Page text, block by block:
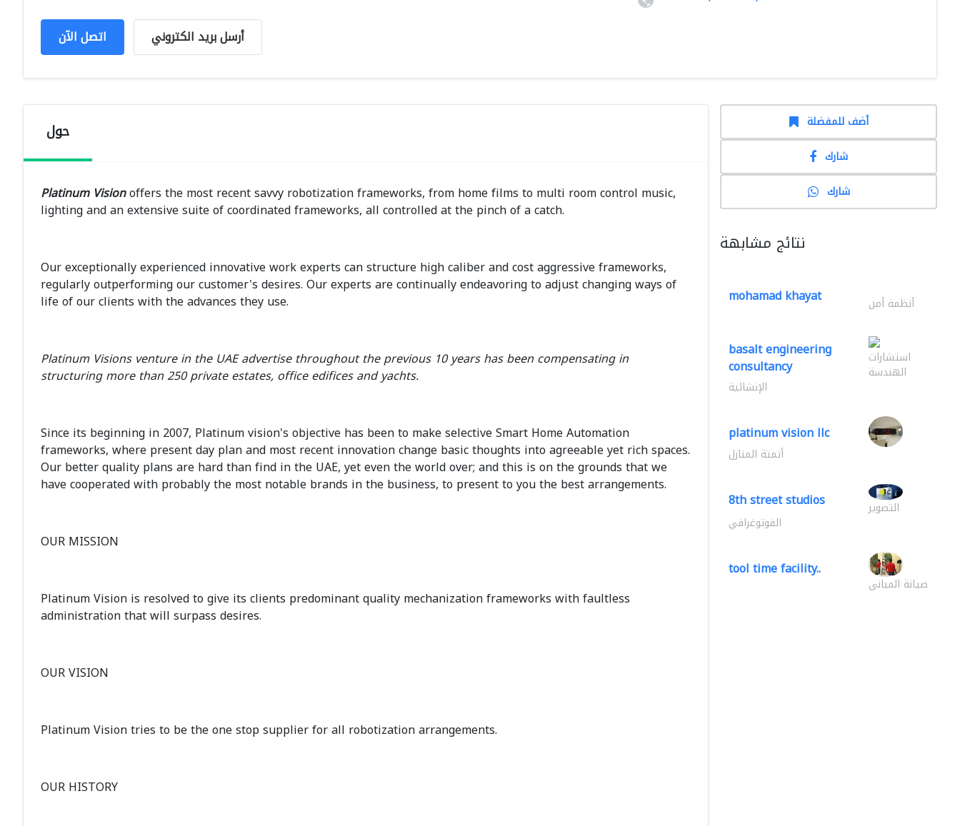
اتصل الآن أرسل بريد الكتروني
حول
Platinum Visionoffers the most recent savvy robotization frameworks, from home films to multi room control music,
lighting and an extensive suite of coordinated frameworks, all controlled at the pinch of a catch.
Our exceptionally experienced innovative work experts can structure high caliber and cost aggressive frameworks,
regularly outperforming our customer's desires. Our experts are continually endeavoring to adjust changing ways of
life of our clients with the advances they use.
Platinum Visions venture in the UAE advertise throughout the previous 10 years has been compensating in
structuring more than 250 private estates, office edifices and yachts.
Since its beginning in 2007, Platinum vision's objective has been to make selective Smart Home Automation
frameworks, where present day plan and most recent innovation change basic thoughts into agreeable yet rich spaces.
Our better quality plans are hard than find in the UAE, yet even the world over; and this is on the grounds that we
have cooperated with probably the most notable brands in the business, to present to you the best arrangements.
OUR MISSION
Platinum Vision is resolved to give its clients predominant quality mechanization frameworks with faultless
administration that will surpass desires.
OUR VISION
Platinum Vision tries to be the one stop supplier for all robotization arrangements.
OUR HISTORY
أضف للمفضلة
شارك
شارك
نتائج مشابهة
mohamad khayat أنظمة أمن
basalt engineering
consultancy استشارات
الهندسة
الإنشائية
platinum vision llc
أتمتة المنازل
8th street studios التصوير
الفوتوغرافي
tool time facility..
صيانة المباني